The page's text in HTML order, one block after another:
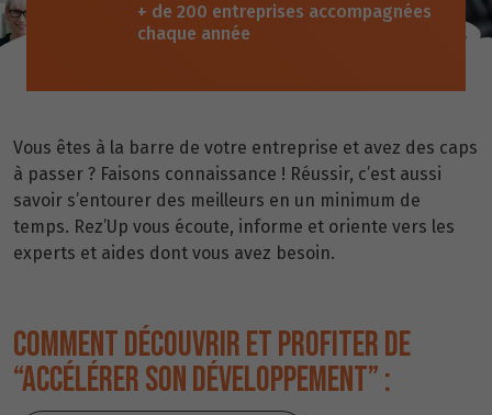
+ de 200 entreprises accompagnées
chaque année
Vous êtes à la barre de votre entreprise et avez des caps
à passer ? Faisons connaissance ! Réussir, c’est aussi
savoir s’entourer des meilleurs en un minimum de
temps. Rez’Up vous écoute, informe et oriente vers les
experts et aides dont vous avez besoin.
COMMENT DÉCOUVRIR ET PROFITER DE
“ACCÉLÉRER SON DÉVELOPPEMENT” :